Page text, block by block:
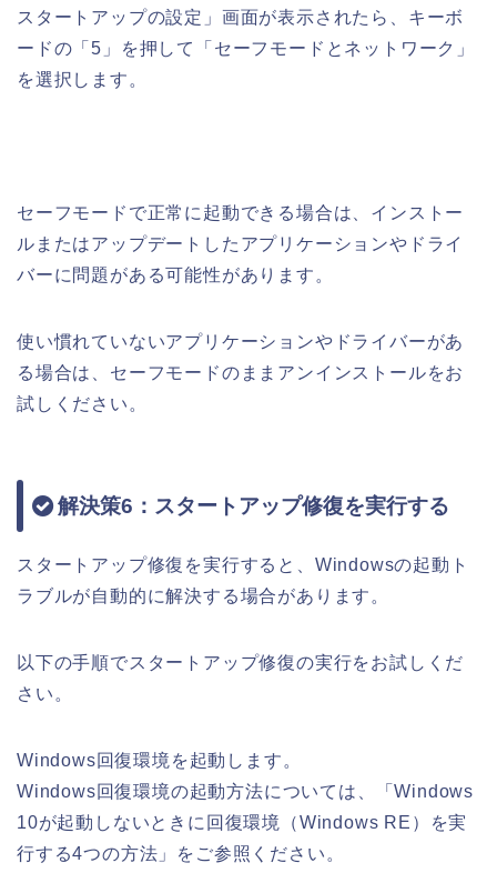
スタートアップの設定」画面が表示されたら、キーボ
ードの「5」を押して「セーフモードとネットワーク」
を選択します。
セーフモードで正常に起動できる場合は、インストー
ルまたはアップデートしたアプリケーションやドライ
バーに問題がある可能性があります。
使い慣れていないアプリケーションやドライバーがあ
る場合は、セーフモードのままアンインストールをお
試しください。
解決策6：スタートアップ修復を実行する
スタートアップ修復を実行すると、Windowsの起動ト
ラブルが自動的に解決する場合があります。
以下の手順でスタートアップ修復の実行をお試しくだ
さい。
Windows回復環境を起動します。
Windows回復環境の起動方法については、「Windows
10が起動しないときに回復環境（Windows RE）を実
行する4つの方法」をご参照ください。